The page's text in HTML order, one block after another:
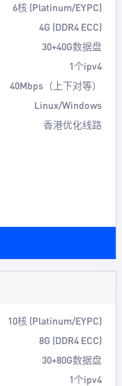
6核 (Platinum/EYPC)
4G (DDR4 ECC)
30+40G数据盘
1个ipv4
40Mbps（上下对等）
Linux/Windows
香港优化线路
10核 (Platinum/EYPC)
8G (DDR4 ECC)
30+80G数据盘
1个ipv4